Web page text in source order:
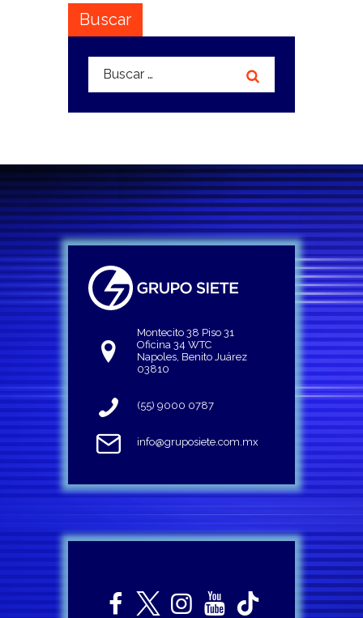
Buscar
Buscar:
Montecito 38 Piso 31
Oficina 34 WTC
Napoles, Benito Juárez
03810
(55) 9000 0787
info@gruposiete.com.mx